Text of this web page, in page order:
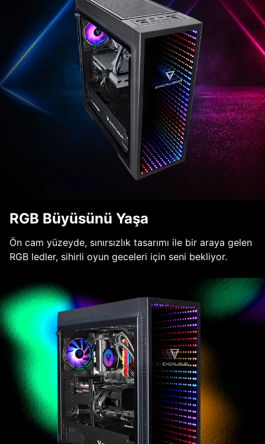
RGB Büyüsünü Yaşa
Ön cam yüzeyde, sınırsızlık tasarımı ile bir araya gelen
RGB ledler, sihirli oyun geceleri için seni bekliyor.